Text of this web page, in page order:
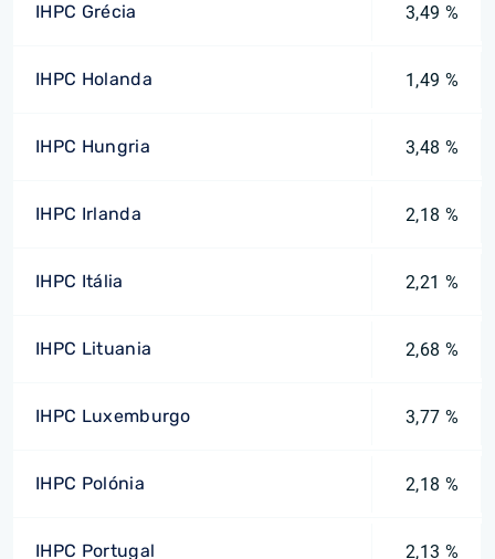
IHPC Grécia 3,49 %
IHPC Holanda 1,49 %
IHPC Hungria 3,48 %
IHPC Irlanda 2,18 %
IHPC Itália 2,21 %
IHPC Lituania 2,68 %
IHPC Luxemburgo 3,77 %
IHPC Polónia 2,18 %
IHPC Portugal 2,13 %